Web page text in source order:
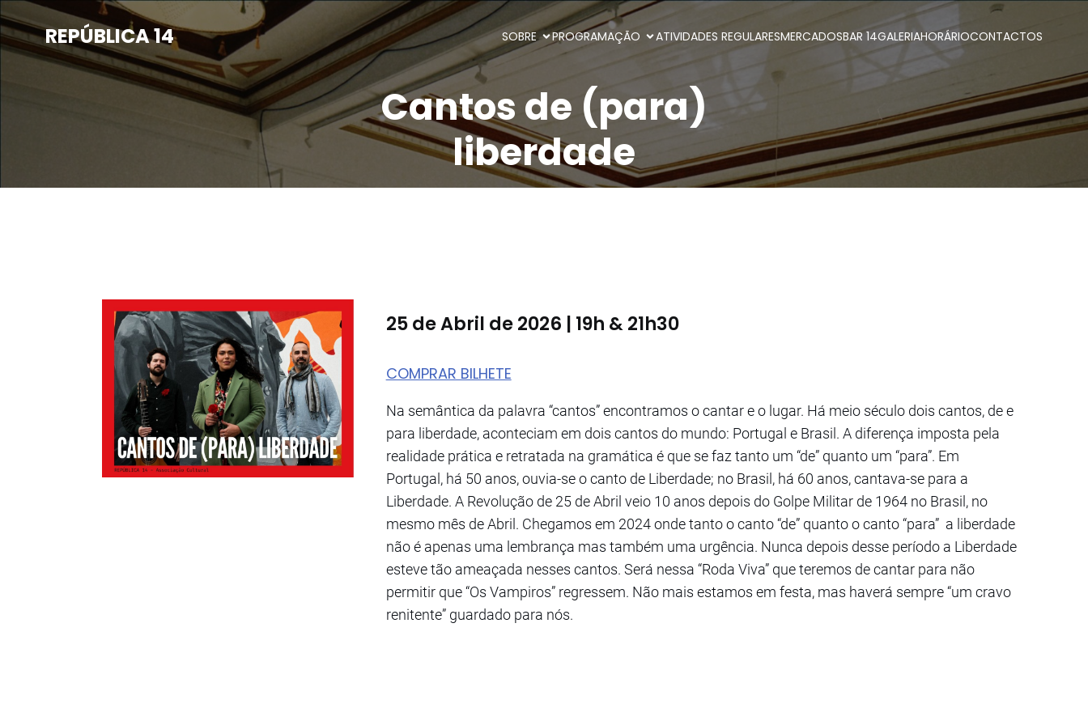
Saltar
para
o
conteúdo
REPÚBLICA 14 SOBRE PROGRAMAÇÃO ATIVIDADES REGULARESMERCADOSBAR 14GALERIAHORÁRIOCONTACTOS
Cantos de (para)
liberdade
25 de Abril de 2026 | 19h & 21h30
COMPRAR BILHETE
Na semântica da palavra “cantos” encontramos o cantar e o lugar. Há meio século dois cantos, de e
para liberdade, aconteciam em dois cantos do mundo: Portugal e Brasil. A diferença imposta pela
realidade prática e retratada na gramática é que se faz tanto um “de” quanto um “para”. Em
Portugal, há 50 anos, ouvia-se o canto de Liberdade; no Brasil, há 60 anos, cantava-se para a
Liberdade. A Revolução de 25 de Abril veio 10 anos depois do Golpe Militar de 1964 no Brasil, no
mesmo mês de Abril. Chegamos em 2024 onde tanto o canto “de” quanto o canto “para” a liberdade
não é apenas uma lembrança mas também uma urgência. Nunca depois desse período a Liberdade
esteve tão ameaçada nesses cantos. Será nessa “Roda Viva” que teremos de cantar para não
permitir que “Os Vampiros” regressem. Não mais estamos em festa, mas haverá sempre “um cravo
renitente” guardado para nós.